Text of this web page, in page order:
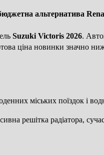
альтернатива
Suzuki Victoris 2026.
ціна новинки значно
міських поїздок і
решітка радіатора,